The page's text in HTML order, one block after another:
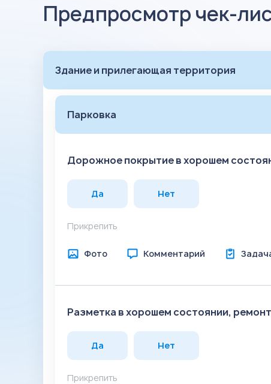
Предпросмотр чек-
Здание и прилегающая территория
Парковка
Дорожное покрытие в хорошем
Да Нет
Прикрепить
Фото Комментарий
Разметка в хорошем состоянии,
Да Нет
Прикрепить